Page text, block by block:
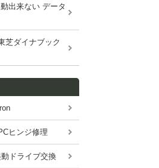
出来ない データ
芝ダイナブック
ヒンジ修理
ドライブ交換